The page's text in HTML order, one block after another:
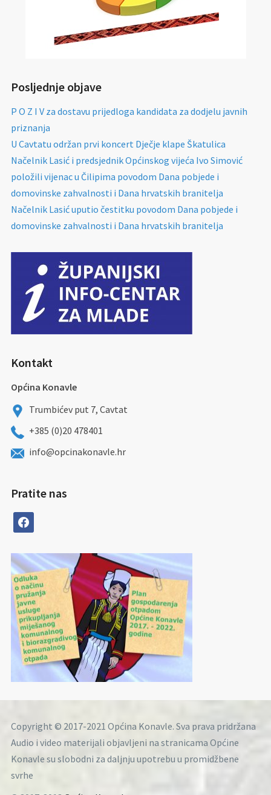
Posljednje objave
P O Z I V za dostavu prijedloga kandidata za dodjelu javnih
priznanja
U Cavtatu održan prvi koncert Dječje klape Škatulica
Načelnik Lasić i predsjednik Općinskog vijeća Ivo Simović
položili vijenac u Čilipima povodom Dana pobjede i
domovinske zahvalnosti i Dana hrvatskih branitelja
Načelnik Lasić uputio čestitku povodom Dana pobjede i
domovinske zahvalnosti i Dana hrvatskih branitelja
Kontakt
Općina Konavle
Trumbićev put 7, Cavtat
+385 (0)20 478401
info@opcinakonavle.hr
Pratite nas
facebook
Copyright © 2017-2021 Općina Konavle. Sva prava pridržana
Audio i video materijali objavljeni na stranicama Općine
Konavle su slobodni za daljnju upotrebu u promidžbene
svrhe